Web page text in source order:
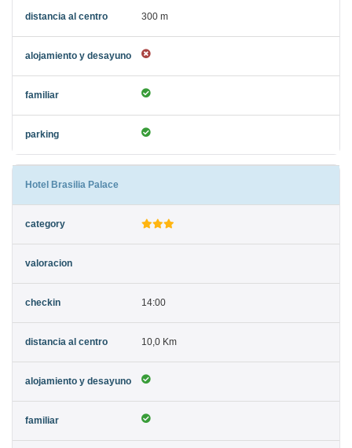
300 m
Hotel Brasilia Palace
14:00
10,0 Km